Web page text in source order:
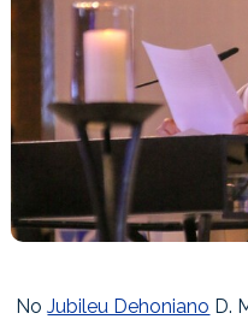
NoJubileu Dehoniano D.